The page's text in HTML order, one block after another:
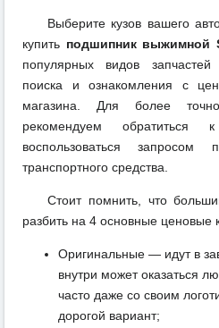
Выберите кузов вашего
купить подшипник выжимной
популярных видов
поиска и ознакомления с
магазина. Для более
рекомендуем обратиться
воспользоваться запросом
транспортного средства.
Стоит помнить, что
разбить на 4 основные ценовые
Оригинальные — идут в
внутри может оказаться
часто даже со своим
дорогой вариант;